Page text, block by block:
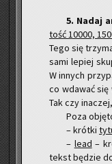
​5. Nadaj
tość 10000,
Tego się
sa­mi le­piej
W in­nych
co wda­wać
Tak czy
Poza
– krót­ki
– lead –
tekst bę­dzie